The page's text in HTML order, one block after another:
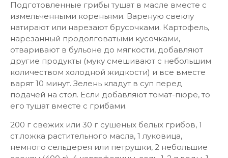
Подготовленные грибы тушат в масле вместе с
измельченными кореньями. Вареную свеклу
натирают или нарезают брусочками. Картофель,
нарезанный продолговатыми кусочками,
отваривают в бульоне до мягкости, добавляют
другие продукты (муку смешивают с небольшим
количеством холодной жидкости) и все вместе
варят 10 минут. Зелень кладут в суп перед
подачей на стол. Если добавляют томат-пюре, то
его тушат вместе с грибами.
200 г свежих или 30 г сушеных белых грибов, 1
ст.ложка растительного масла, 1 луковица,
немного сельдерея или петрушки, 2 небольшие